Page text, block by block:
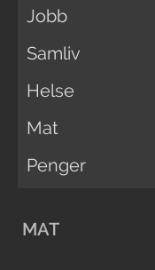
Jobb
Samliv
Helse
Mat
Penger
MAT